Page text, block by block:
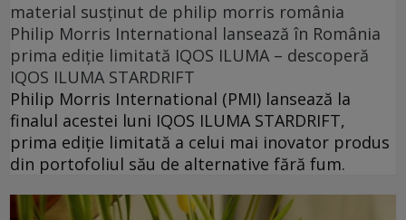
material susținut de philip morris românia
Philip Morris International lansează în România
prima ediție limitată IQOS ILUMA – descoperă
IQOS ILUMA STARDRIFT
Philip Morris International (PMI) lansează la
finalul acestei luni IQOS ILUMA STARDRIFT,
prima ediție limitată a celui mai inovator produs
din portofoliul său de alternative fără fum.